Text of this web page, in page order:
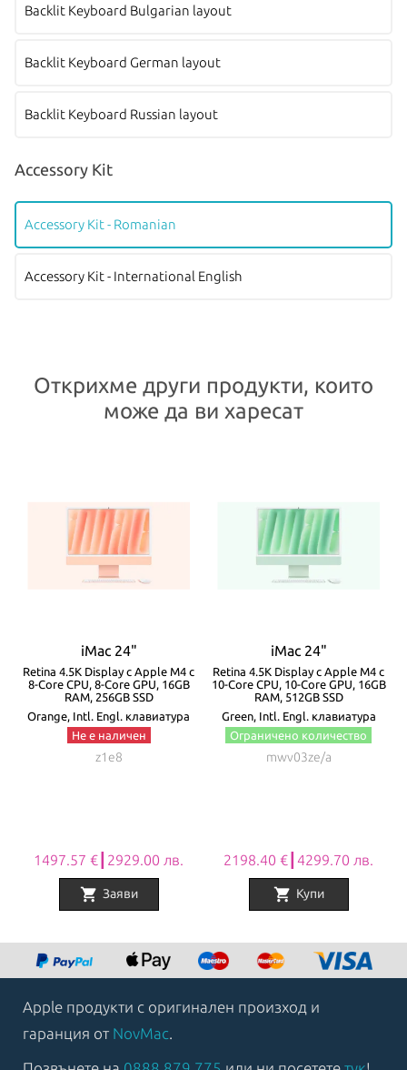
Backlit Keyboard Bulgarian layout
Backlit Keyboard German layout
Backlit Keyboard Russian layout
Accessory Kit
Accessory Kit - Romanian
Accessory Kit - International English
Открихме други продукти, които
може да ви харесат
iMac 24"
Retina 4.5K Display с Apple M4 с
8-Core CPU, 8-Core GPU, 16GB
RAM, 256GB SSD
Orange, Intl. Engl. клавиатура
Не е наличен
z1e8
1497.57 €┃2929.00 лв.
shopping_cart Заяви
iMac 24"
Retina 4.5K Display с Apple M4 с
10-Core CPU, 10-Core GPU, 16GB
RAM, 512GB SSD
Green, Intl. Engl. клавиатура
Ограничено количество
mwv03ze/a
2198.40 €┃4299.70 лв.
shopping_cart Купи
8
Apple продукти с оригинален произход и
гаранция от NovMac.